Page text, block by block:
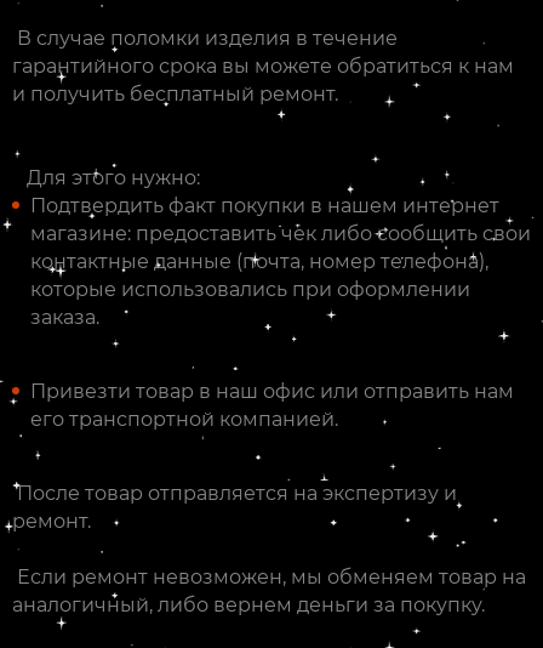
В случае поломки изделия в течение
гарантийного срока вы можете обратиться к нам
и получить бесплатный ремонт.
Для этого нужно:
Подтвердить факт покупки в нашем интернет
магазине: предоставить чек либо сообщить свои
контактные данные (почта, номер телефона),
которые использовались при оформлении
заказа.
Привезти товар в наш офис или отправить нам
его транспортной компанией.
После товар отправляется на экспертизу и
ремонт.
Если ремонт невозможен, мы обменяем товар на
аналогичный, либо вернем деньги за покупку.